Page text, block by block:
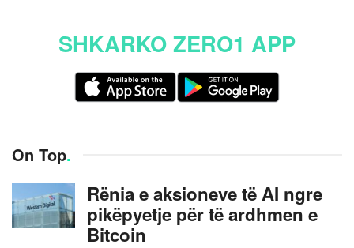
SHKARKO ZERO1 APP
On Top.
Rënia e aksioneve të AI ngre
pikëpyetje për të ardhmen e
Bitcoin